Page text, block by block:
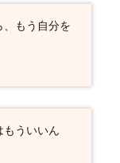
、もう自分を
もういいん